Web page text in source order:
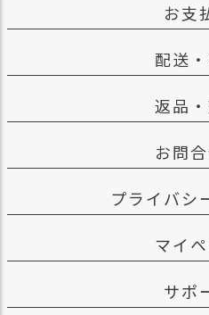
お支
配送
返品
お問
プライバシ
マイ
サポ